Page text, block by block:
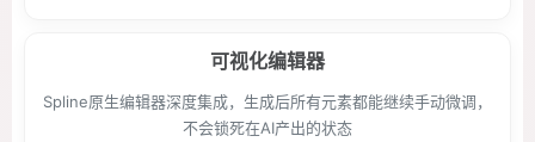
可视化编辑器
Spline原生编辑器深度集成，生成后所有元素都能继续手动微调，
不会锁死在AI产出的状态